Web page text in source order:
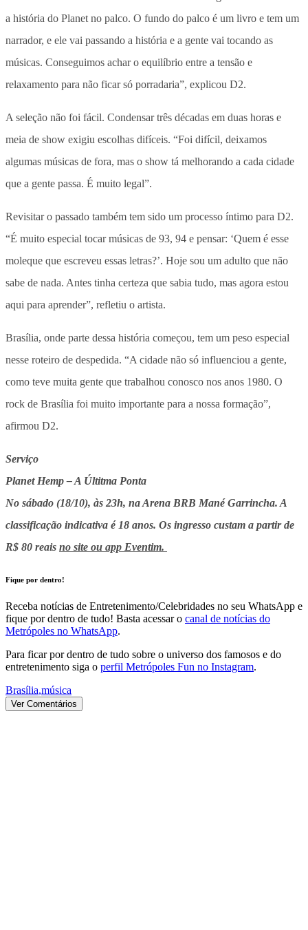
a história do Planet no palco. O fundo do palco é um livro e tem um
narrador, e ele vai passando a história e a gente vai tocando as
músicas. Conseguimos achar o equilíbrio entre a tensão e
relaxamento para não ficar só porradaria”, explicou D2.
A seleção não foi fácil. Condensar três décadas em duas horas e
meia de show exigiu escolhas difíceis. “Foi difícil, deixamos
algumas músicas de fora, mas o show tá melhorando a cada cidade
que a gente passa. É muito legal”.
Revisitar o passado também tem sido um processo íntimo para D2.
“É muito especial tocar músicas de 93, 94 e pensar: ‘Quem é esse
moleque que escreveu essas letras?’. Hoje sou um adulto que não
sabe de nada. Antes tinha certeza que sabia tudo, mas agora estou
aqui para aprender”, refletiu o artista.
Brasília, onde parte dessa história começou, tem um peso especial
nesse roteiro de despedida. “A cidade não só influenciou a gente,
como teve muita gente que trabalhou conosco nos anos 1980. O
rock de Brasília foi muito importante para a nossa formação”,
afirmou D2.
Serviço
Planet Hemp – A Últitma Ponta
No sábado (18/10), às 23h, na Arena BRB Mané Garrincha. A
classificação indicativa é 18 anos. Os ingresso custam a partir de
R$ 80 reais no site ou app Eventim.
Fique por dentro!
Receba notícias de Entretenimento/Celebridades no seu WhatsApp e
fique por dentro de tudo! Basta acessar o canal de notícias do
Metrópoles no WhatsApp.
Para ficar por dentro de tudo sobre o universo dos famosos e do
entretenimento siga o perfil Metrópoles Fun no Instagram.
Brasília,música
Ver Comentários